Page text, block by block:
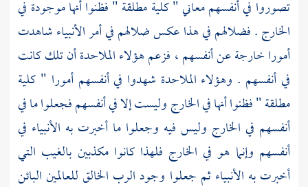
تصوروا في أنفسهم معاني " كلية مطلقة " فظنوا أنها موجودة في
الخارج . فضلالهم في هذا عكس ضلالهم في أمر الأنبياء شاهدت
أمورا خارجة عن أنفسهم ، فزعم هؤلاء الملاحدة أن تلك كانت
في أنفسهم . وهؤلاء الملاحدة شهدوا في أنفسهم أمورا " كلية
مطلقة " فظنوا أنها في الخارج وليست إلا في أنفسهم فجعلوا ما في
أنفسهم في الخارج وليس فيه وجعلوا ما أخبرت به الأنبياء في
أنفسهم وإنما هو في الخارج فلهذا كانوا مكذبين بالغيب التي
أخبرت به الأنبياء ثم جعلوا وجود الرب الخالق للعالمين البائن